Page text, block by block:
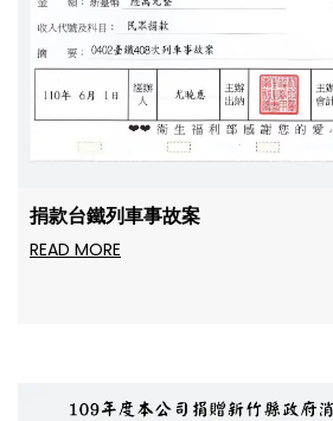
捐款台鐵列車事故案
READ MORE